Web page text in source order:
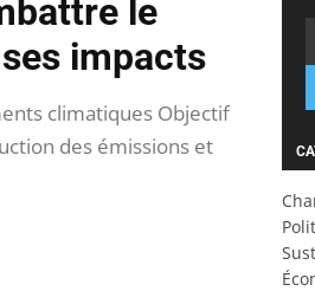
le
impacts
climatiques Objectif
des émissions et